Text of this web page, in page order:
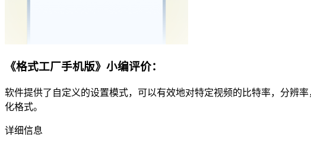
《格式工厂手机版》小编评价：
软件提供了自定义的设置模式，可以有效地对特定视频的比特率，分辨
化格式。
详细信息